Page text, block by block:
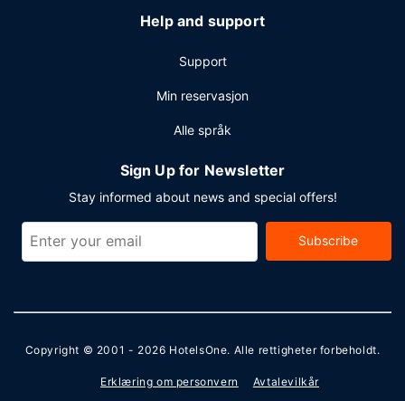
Help and support
Support
Min reservasjon
Alle språk
Sign Up for Newsletter
Stay informed about news and special offers!
Subscribe
Copyright © 2001 - 2026 HotelsOne. Alle rettigheter forbeholdt.
Erklæring om personvern Avtalevilkår